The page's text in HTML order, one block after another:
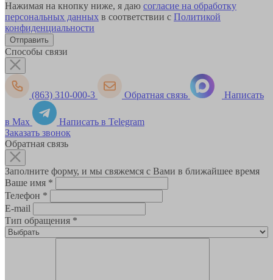
Нажимая на кнопку ниже, я даю согласие на обработку
персональных данных в соответствии с Политикой
конфиденциальности
Способы связи
(863) 310-000-3 Обратная связь Написать
в Max
Написать в Telegram
Заказать звонок
Обратная связь
Заполните форму, и мы свяжемся с Вами в ближайшее время
Ваше имя *
Телефон *
E-mail
Тип обращения *